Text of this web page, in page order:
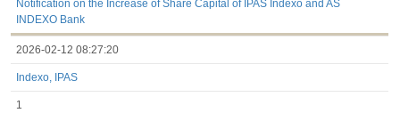
Notification on the Increase of Share Capital of IPAS Indexo and AS
INDEXO Bank
2026-02-12 08:27:20
Indexo, IPAS
1